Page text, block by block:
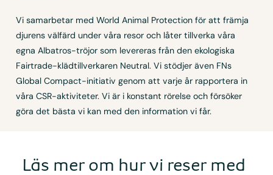
Vi samarbetar med World Animal Protection för att främja
djurens välfärd under våra resor och låter tillverka våra
egna Albatros-tröjor som levereras från den ekologiska
Fairtrade-klädtillverkaren Neutral. Vi stödjer även FNs
Global Compact-initiativ genom att varje år rapportera in
våra CSR-aktiviteter. Vi är i konstant rörelse och försöker
göra det bästa vi kan med den information vi får.
Läs mer om hur vi reser med